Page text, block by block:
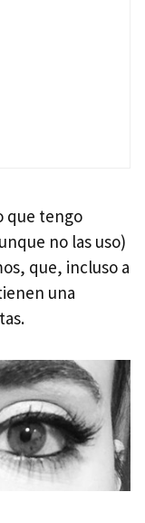
que tengo
no las uso)
que, incluso a
una